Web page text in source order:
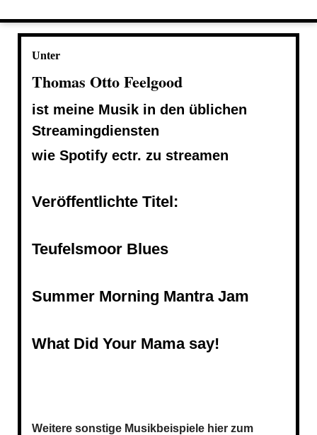
Unter
Thomas Otto Feelgood
ist meine Musik in den üblichen
Streamingdiensten
wie Spotify ectr. zu streamen
Veröffentlichte Titel:
Teufelsmoor Blues
Summer Morning Mantra Jam
What Did Your Mama say!
Weitere sonstige Musikbeispiele hier zum